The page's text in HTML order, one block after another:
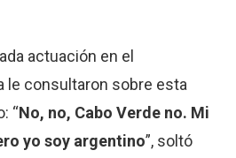
actuación en el
le consultaron sobre esta
“No, no, Cabo Verde no. Mi
yo soy argentino”, soltó